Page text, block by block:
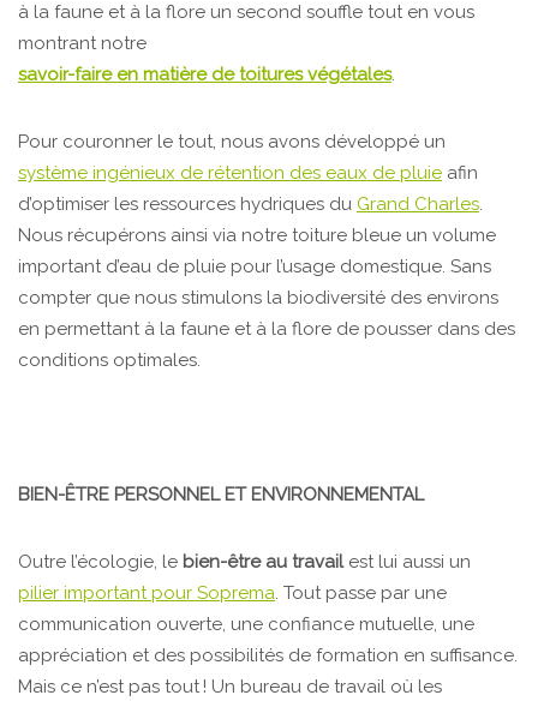
à la faune et à la flore un second souffle tout en vous
montrant notre
savoir-faire en matière de toitures végétales.
Pour couronner le tout, nous avons développé un
système ingénieux de rétention des eaux de pluie afin
d’optimiser les ressources hydriques du Grand Charles.
Nous récupérons ainsi via notre toiture bleue un volume
important d’eau de pluie pour l’usage domestique. Sans
compter que nous stimulons la biodiversité des environs
en permettant à la faune et à la flore de pousser dans des
conditions optimales.
BIEN-ÊTRE PERSONNEL ET ENVIRONNEMENTAL
Outre l’écologie, le bien-être au travailest lui aussi un
pilier important pour Soprema. Tout passe par une
communication ouverte, une confiance mutuelle, une
appréciation et des possibilités de formation en suffisance.
Mais ce n’est pas tout ! Un bureau de travail où les